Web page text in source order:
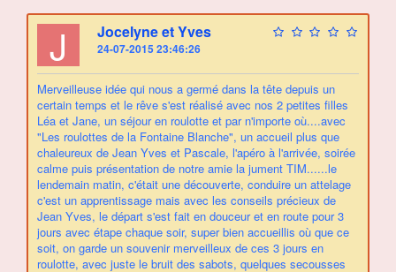
J Jocelyne et Yves
24-07-2015 23:46:26
Merveilleuse idée qui nous a germé dans la tête depuis un
certain temps et le rêve s'est réalisé avec nos 2 petites filles
Léa et Jane, un séjour en roulotte et par n'importe où....avec
"Les roulottes de la Fontaine Blanche", un accueil plus que
chaleureux de Jean Yves et Pascale, l'apéro à l'arrivée, soirée
calme puis présentation de notre amie la jument TIM......le
lendemain matin, c'était une découverte, conduire un attelage
c'est un apprentissage mais avec les conseils précieux de
Jean Yves, le départ s'est fait en douceur et en route pour 3
jours avec étape chaque soir, super bien accueillis où que ce
soit, on garde un souvenir merveilleux de ces 3 jours en
roulotte, avec juste le bruit des sabots, quelques secousses